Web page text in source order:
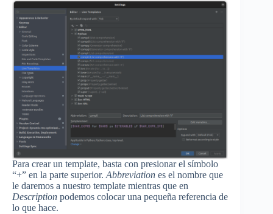
Para crear un template, basta con presionar el símbolo
“+” en la parte superior.Abbreviation es el nombre que
le daremos a nuestro template mientras que en
Description podemos colocar una pequeña referencia de
lo que hace.